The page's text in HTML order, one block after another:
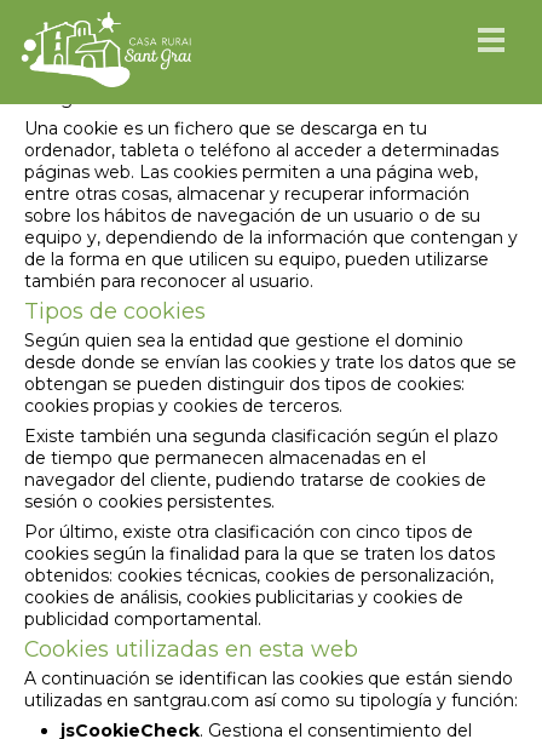
Política de Cookies
Sant Grau informa acerca del uso de las cookies en
Una cookie es un fichero que se descarga en tu
ordenador, tableta o teléfono al acceder a determinadas
páginas web. Las cookies permiten a una página web,
entre otras cosas, almacenar y recuperar información
sobre los hábitos de navegación de un usuario o de su
equipo y, dependiendo de la información que contengan y
de la forma en que utilicen su equipo, pueden utilizarse
también para reconocer al usuario.
Tipos de cookies
Según quien sea la entidad que gestione el dominio
desde donde se envían las cookies y trate los datos que se
obtengan se pueden distinguir dos tipos de cookies:
cookies propias y cookies de terceros.
Existe también una segunda clasificación según el plazo
de tiempo que permanecen almacenadas en el
navegador del cliente, pudiendo tratarse de cookies de
sesión o cookies persistentes.
Por último, existe otra clasificación con cinco tipos de
cookies según la finalidad para la que se traten los datos
obtenidos: cookies técnicas, cookies de personalización,
cookies de análisis, cookies publicitarias y cookies de
publicidad comportamental.
Cookies utilizadas en esta web
A continuación se identifican las cookies que están siendo
utilizadas en santgrau.com así como su tipología y función:
jsCookieCheck. Gestiona el consentimiento del